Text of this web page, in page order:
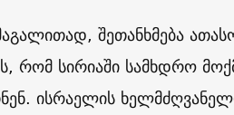
შეთანხმება
რომ სირიაში სამხდრო
ისრაელის